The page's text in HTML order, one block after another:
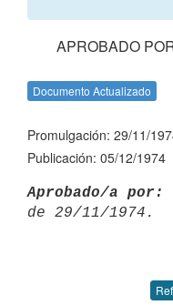
APROBADO
Documento Actualizado
Promulgación: 29/11/
Publicación: 05/12/1974
Aprobado/a por: